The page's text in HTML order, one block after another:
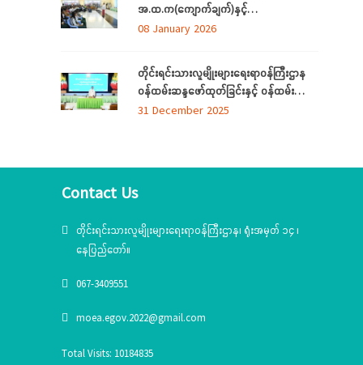
အ.ထ.က(ကျောက်ချက်)နှင့်
အ.ထ.က(ရေဆင်း) တ်ို့မှ ကျောင်းသား၊
ရေးရာဝန်ကြီးဌာနရှိ တိုင်းရင်းသား ရိုးရာ
ယဉ်ကျေးမှုပြခန်းသို့ လာရောက်လေ့လာ
08 January 2026
တိုင်းရင်းသားလူမျိုးများရေးရာဝန်ကြီးဌာန
ဝန်ထမ်းဆန္ဒဖော်ထုတ်ခြင်းနှင့် ဝန်ထမ်း
သက်သာချောင်ချိရေးအတွက် ထောက်ပံ့
31 December 2025
Contact Us
တိုင်းရင်းသားလူမျိုးများရေးရာဝန်ကြီးဌာန၊ ရုံးအမှတ် ၁၄ ၊
နေပြည်တော်။
067-3409551
moea.egov.2022@gmail.com
Total Visits: 10184835